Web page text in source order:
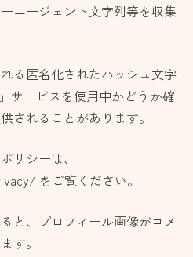
エージェント文字列等を収集
る匿名化されたハッシュ文字
サービスを使用中かどうか確
されることがあります。
リシーは、
をご覧ください。
と、プロフィール画像がコメ
す。